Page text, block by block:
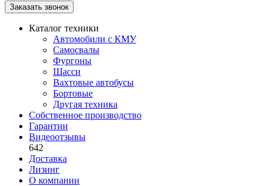
Заказать звонок
Каталог техники
Автомобили с КМУ
Самосвалы
Фургоны
Шасси
Вахтовые автобусы
Бортовые
Другая техника
Собственное производство
Гарантии
Видеоотзывы
642
Доставка
Лизинг
О компании